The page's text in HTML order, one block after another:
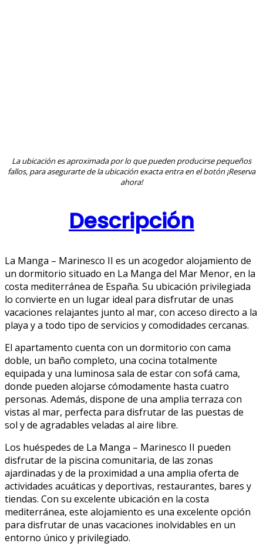
La ubicación es aproximada por lo que pueden producirse pequeños
fallos, para asegurarte de la ubicación exacta entra en el botón ¡Reserva
ahora!
Descripción
La Manga – Marinesco II es un acogedor alojamiento de
un dormitorio situado en La Manga del Mar Menor, en la
costa mediterránea de España. Su ubicación privilegiada
lo convierte en un lugar ideal para disfrutar de unas
vacaciones relajantes junto al mar, con acceso directo a la
playa y a todo tipo de servicios y comodidades cercanas.
El apartamento cuenta con un dormitorio con cama
doble, un baño completo, una cocina totalmente
equipada y una luminosa sala de estar con sofá cama,
donde pueden alojarse cómodamente hasta cuatro
personas. Además, dispone de una amplia terraza con
vistas al mar, perfecta para disfrutar de las puestas de
sol y de agradables veladas al aire libre.
Los huéspedes de La Manga – Marinesco II pueden
disfrutar de la piscina comunitaria, de las zonas
ajardinadas y de la proximidad a una amplia oferta de
actividades acuáticas y deportivas, restaurantes, bares y
tiendas. Con su excelente ubicación en la costa
mediterránea, este alojamiento es una excelente opción
para disfrutar de unas vacaciones inolvidables en un
entorno único y privilegiado.